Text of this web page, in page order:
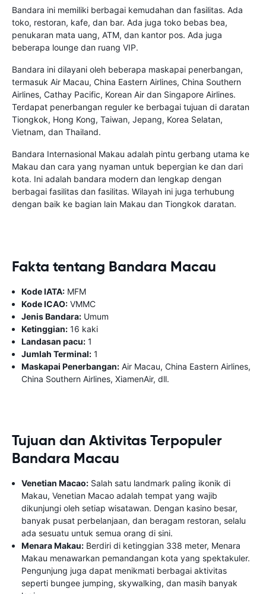
Bandara ini memiliki berbagai kemudahan dan fasilitas. Ada
toko, restoran, kafe, dan bar. Ada juga toko bebas bea,
penukaran mata uang, ATM, dan kantor pos. Ada juga
beberapa lounge dan ruang VIP.
Bandara ini dilayani oleh beberapa maskapai penerbangan,
termasuk Air Macau, China Eastern Airlines, China Southern
Airlines, Cathay Pacific, Korean Air dan Singapore Airlines.
Terdapat penerbangan reguler ke berbagai tujuan di daratan
Tiongkok, Hong Kong, Taiwan, Jepang, Korea Selatan,
Vietnam, dan Thailand.
Bandara Internasional Makau adalah pintu gerbang utama ke
Makau dan cara yang nyaman untuk bepergian ke dan dari
kota. Ini adalah bandara modern dan lengkap dengan
berbagai fasilitas dan fasilitas. Wilayah ini juga terhubung
dengan baik ke bagian lain Makau dan Tiongkok daratan.
Fakta tentang Bandara Macau
Kode IATA: MFM
Kode ICAO: VMMC
Jenis Bandara: Umum
Ketinggian: 16 kaki
Landasan pacu: 1
Jumlah Terminal: 1
Maskapai Penerbangan: Air Macau, China Eastern Airlines,
China Southern Airlines, XiamenAir, dll.
Tujuan dan Aktivitas Terpopuler
Bandara Macau
Venetian Macao: Salah satu landmark paling ikonik di
Makau, Venetian Macao adalah tempat yang wajib
dikunjungi oleh setiap wisatawan. Dengan kasino besar,
banyak pusat perbelanjaan, dan beragam restoran, selalu
ada sesuatu untuk semua orang di sini.
Menara Makau: Berdiri di ketinggian 338 meter, Menara
Makau menawarkan pemandangan kota yang spektakuler.
Pengunjung juga dapat menikmati berbagai aktivitas
seperti bungee jumping, skywalking, dan masih banyak